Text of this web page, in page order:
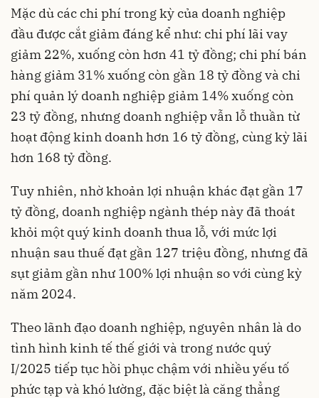
Mặc dù các chi phí trong kỳ của doanh nghiệp
đầu được cắt giảm đáng kể như: chi phí lãi vay
giảm 22%, xuống còn hơn 41 tỷ đồng; chi phí bán
hàng giảm 31% xuống còn gần 18 tỷ đồng và chi
phí quản lý doanh nghiệp giảm 14% xuống còn
23 tỷ đồng, nhưng doanh nghiệp vẫn lỗ thuần từ
hoạt động kinh doanh hơn 16 tỷ đồng, cùng kỳ lãi
hơn 168 tỷ đồng.
Tuy nhiên, nhờ khoản lợi nhuận khác đạt gần 17
tỷ đồng, doanh nghiệp ngành thép này đã thoát
khỏi một quý kinh doanh thua lỗ, với mức lợi
nhuận sau thuế đạt gần 127 triệu đồng, nhưng đã
sụt giảm gần như 100% lợi nhuận so với cùng kỳ
năm 2024.
Theo lãnh đạo doanh nghiệp, nguyên nhân là do
tình hình kinh tế thế giới và trong nước quý
I/2025 tiếp tục hồi phục chậm với nhiều yếu tố
phức tạp và khó lường, đặc biệt là căng thẳng